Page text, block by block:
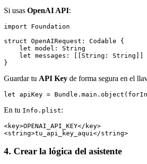
Si usas OpenAI API:
import Foundation
struct OpenAIRequest: Codable {
    let model: String
    let messages: [[String: String]]
}
Guardar tu API Key de forma segura en el
let apiKey =
En tu Info.plist:
<key>OPENAI_API_KEY</key>
<string>tu_api_key_aqui</string>
4. Crear la lógica del asistente